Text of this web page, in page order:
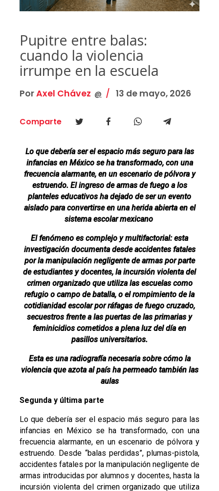
Pupitre entre balas:
cuando la violencia
irrumpe en la escuela
PorAxel Chávez @ 13 de mayo, 2026
Comparte
Lo que debería ser el espacio más seguro para las
infancias en México se ha transformado, con una
frecuencia alarmante, en un escenario de pólvora y
estruendo. El ingreso de armas de fuego a los
planteles educativos ha dejado de ser un evento
aislado para convertirse en una herida abierta en el
sistema escolar mexicano
El fenómeno es complejo y multifactorial: esta
investigación documenta desde accidentes fatales
por la manipulación negligente de armas por parte
de estudiantes y docentes, la incursión violenta del
crimen organizado que utiliza las escuelas como
refugio o campo de batalla, o el rompimiento de la
cotidianidad escolar por ráfagas de fuego cruzado,
secuestros frente a las puertas de las primarias y
feminicidios cometidos a plena luz del día en
pasillos universitarios.
Esta es una radiografía necesaria sobre cómo la
violencia que azota al país ha permeado también las
aulas
Segunda y última parte
Lo que debería ser el espacio más seguro para las
infancias en México se ha transformado, con una
frecuencia alarmante, en un escenario de pólvora y
estruendo. Desde “balas perdidas”, plumas-pistola,
accidentes fatales por la manipulación negligente de
armas introducidas por alumnos y docentes, hasta la
incursión violenta del crimen organizado que utiliza